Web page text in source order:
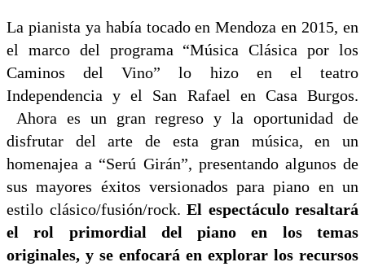
La pianista ya había tocado en Mendoza en 2015, en
el marco del programa “Música Clásica por los
Caminos del Vino” lo hizo en el teatro
Independencia y el San Rafael en Casa Burgos.
Ahora es un gran regreso y la oportunidad de
disfrutar del arte de esta gran música, en un
homenajea a “Serú Girán”, presentando algunos de
sus mayores éxitos versionados para piano en un
estilo clásico/fusión/rock. El espectáculo resaltará
el rol primordial del piano en los temas
originales, y se enfocará en explorar los recursos